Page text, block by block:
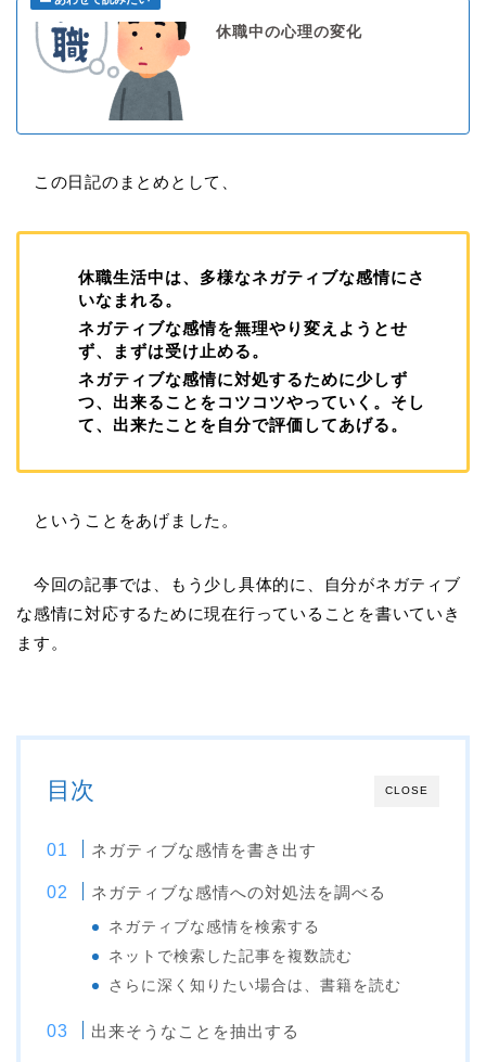
休職中の心理の変化
この日記のまとめとして、
休職生活中は、多様なネガティブな感情にさ
いなまれる。
ネガティブな感情を無理やり変えようとせ
ず、まずは受け止める。
ネガティブな感情に対処するために少しず
つ、出来ることをコツコツやっていく。そし
て、出来たことを自分で評価してあげる。
ということをあげました。
今回の記事では、もう少し具体的に、自分がネガティブ
な感情に対応するために現在行っていることを書いていき
ます。
CLOSE
目次
ネガティブな感情を書き出す
ネガティブな感情への対処法を調べる
ネガティブな感情を検索する
ネットで検索した記事を複数読む
さらに深く知りたい場合は、書籍を読む
出来そうなことを抽出する